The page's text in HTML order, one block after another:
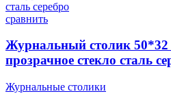
сравнить
Журнальный столик
прозрачное стекло сталь
Журнальные столики